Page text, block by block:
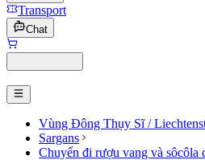
Transport
Chat
Vùng Đông Thụy Sĩ /
Sargans
Chuyến đi rượu vang và sôcôla